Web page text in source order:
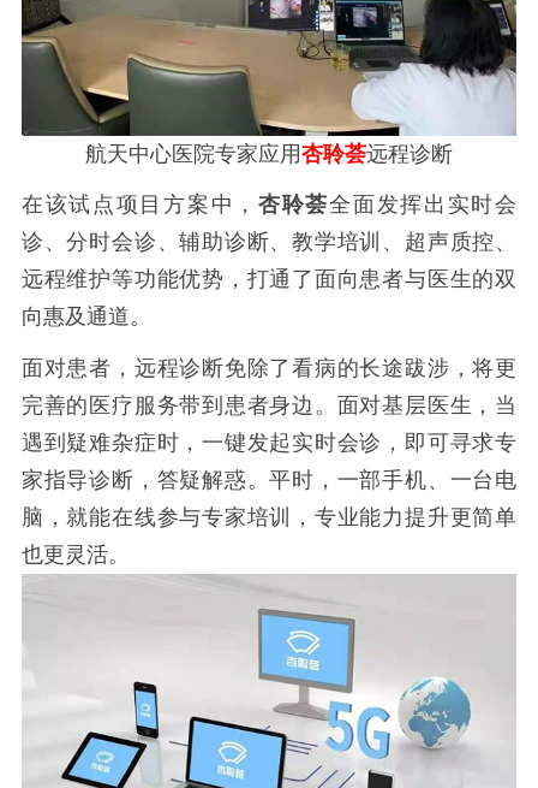
航天中心医院专家应用杏聆荟远程诊断
在该试点项目方案中， 杏聆荟全面发挥出 实时会
诊、分时会诊、辅助诊断、教学培训、超声质控、
远程维护等功能优势，打通了面向患者与医生的双
向惠及通道。
面对患者，远程诊断免除了看病的长途跋涉，将更
完善的医疗服务带到患者身边。面对基层医生，当
遇到疑难杂症时，一键发起实时会诊，即可寻求专
家指导诊断，答疑解惑。平时，一部手机、一台电
脑，就能在线参与专家培训，专业能力提升更简单
也更灵活。